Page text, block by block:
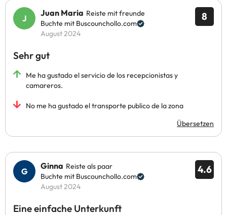
8
Juan Maria Reiste mit freunde
Buchte mit Buscounchollo.com
August 2024
Sehr gut
Me ha gustado el servicio de los recepcionistas y
camareros.
No me ha gustado el transporte publico de la zona
Übersetzen
4.6
Ginna Reiste als paar
Buchte mit Buscounchollo.com
August 2024
Eine einfache Unterkunft